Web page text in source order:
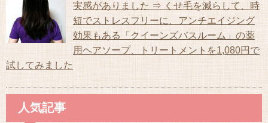
実感がありました ⇒ くせ毛を減らして、時
短でストレスフリーに、アンチエイジング
効果もある「クイーンズバスルーム」の薬
用ヘアソープ、トリートメントを1,080円で
試してみました
人気記事